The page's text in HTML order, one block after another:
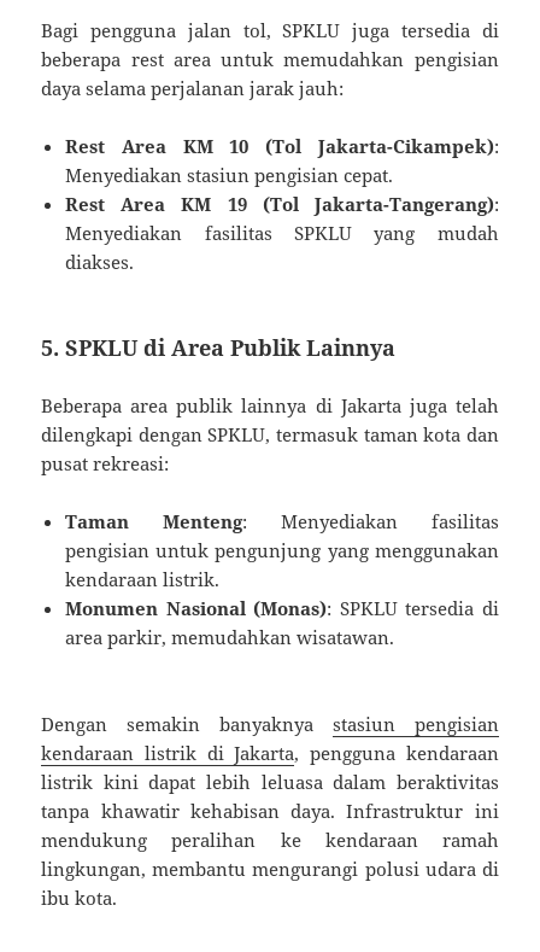
Bagi pengguna jalan tol, SPKLU juga tersedia di
beberapa rest area untuk memudahkan pengisian
daya selama perjalanan jarak jauh:
Rest Area KM 10 (Tol Jakarta-Cikampek):
Menyediakan stasiun pengisian cepat.
Rest Area KM 19 (Tol Jakarta-Tangerang):
Menyediakan fasilitas SPKLU yang mudah
diakses.
5. SPKLU di Area Publik Lainnya
Beberapa area publik lainnya di Jakarta juga telah
dilengkapi dengan SPKLU, termasuk taman kota dan
pusat rekreasi:
Taman Menteng: Menyediakan fasilitas
pengisian untuk pengunjung yang menggunakan
kendaraan listrik.
Monumen Nasional (Monas): SPKLU tersedia di
area parkir, memudahkan wisatawan.
Dengan semakin banyaknya stasiun pengisian
kendaraan listrik di Jakarta, pengguna kendaraan
listrik kini dapat lebih leluasa dalam beraktivitas
tanpa khawatir kehabisan daya. Infrastruktur ini
mendukung peralihan ke kendaraan ramah
lingkungan, membantu mengurangi polusi udara di
ibu kota.